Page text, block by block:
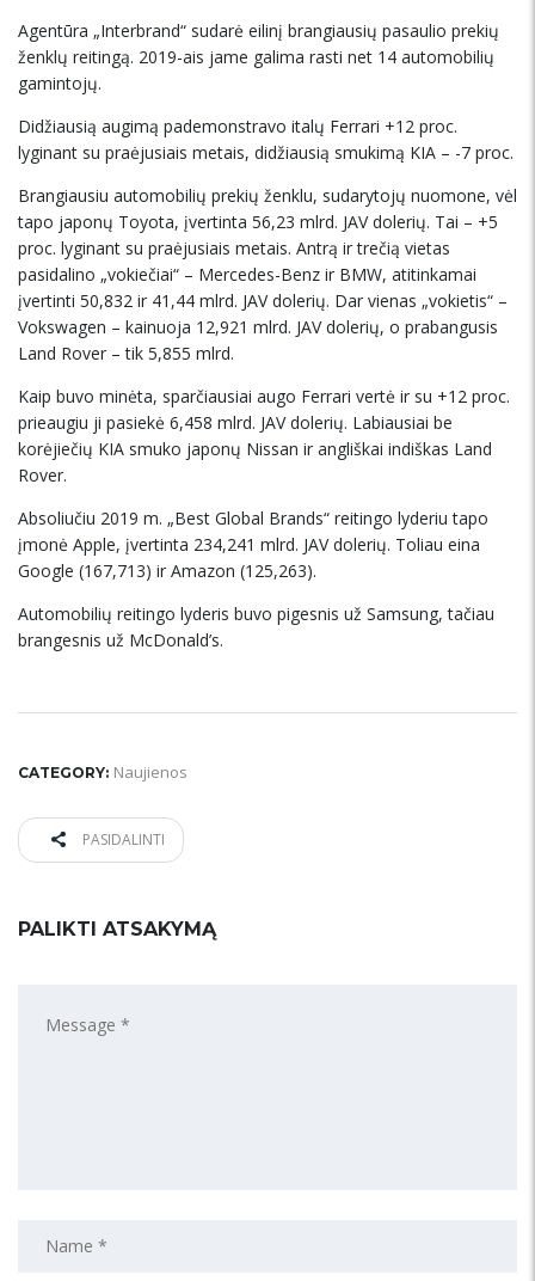
Agentūra „Interbrand“ sudarė eilinį brangiausių pasaulio prekių
ženklų reitingą. 2019-ais jame galima rasti net 14 automobilių
gamintojų.
Didžiausią augimą pademonstravo italų Ferrari +12 proc.
lyginant su praėjusiais metais, didžiausią smukimą KIA – -7 proc.
Brangiausiu automobilių prekių ženklu, sudarytojų nuomone, vėl
tapo japonų Toyota, įvertinta 56,23 mlrd. JAV dolerių. Tai – +5
proc. lyginant su praėjusiais metais. Antrą ir trečią vietas
pasidalino „vokiečiai“ – Mercedes-Benz ir BMW, atitinkamai
įvertinti 50,832 ir 41,44 mlrd. JAV dolerių. Dar vienas „vokietis“ –
Vokswagen – kainuoja 12,921 mlrd. JAV dolerių, o prabangusis
Land Rover – tik 5,855 mlrd.
Kaip buvo minėta, sparčiausiai augo Ferrari vertė ir su +12 proc.
prieaugiu ji pasiekė 6,458 mlrd. JAV dolerių. Labiausiai be
korėjiečių KIA smuko japonų Nissan ir angliškai indiškas Land
Rover.
Absoliučiu 2019 m. „Best Global Brands“ reitingo lyderiu tapo
įmonė Apple, įvertinta 234,241 mlrd. JAV dolerių. Toliau eina
Google (167,713) ir Amazon (125,263).
Automobilių reitingo lyderis buvo pigesnis už Samsung, tačiau
brangesnis už McDonald’s.
CATEGORY: Naujienos
PASIDALINTI
PALIKTI ATSAKYMĄ